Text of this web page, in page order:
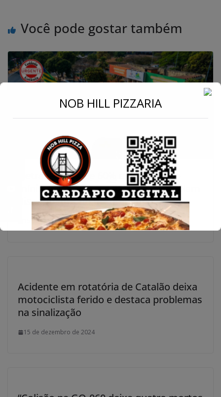
Você pode gostar também
Detran-GO exige 60% de aprovação
mínima em autoescolas: dados revelam
disparidades no desempenho
15 de dezembro de 2024
Acidente em rotatória de Catalão deixa
motociclista ferido e destaca problemas
na sinalização
15 de dezembro de 2024
NOB HILL PIZZARIA